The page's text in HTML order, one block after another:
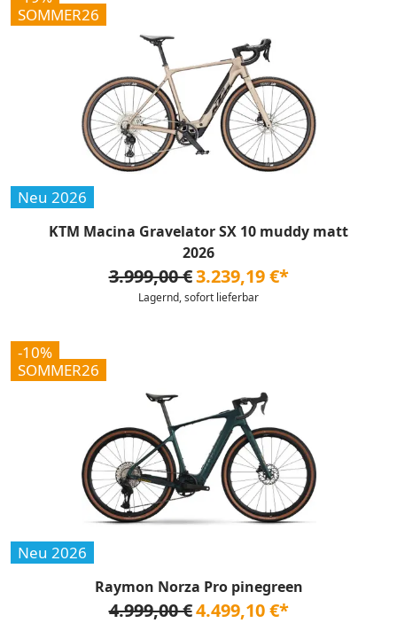
SOMMER26
Neu 2026
KTM Macina Gravelator SX 10 muddy matt
2026
3.999,00 €3.239,19 €*
Lagernd, sofort lieferbar
-10%
SOMMER26
Neu 2026
Raymon Norza Pro pinegreen
4.999,00 €4.499,10 €*